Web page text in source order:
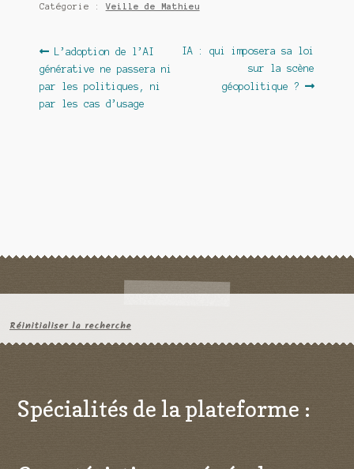
Catégorie :Veille de Mathieu
Navigation
de
l’article
Article
précédent :
L’adoption de l’AI
générative ne passera ni
par les politiques, ni
par les cas d’usage
Article
IA : qui imposera sa loi
sur la scène
géopolitique ?
Réinitialiser la recherche
Spécialités de la plateforme :